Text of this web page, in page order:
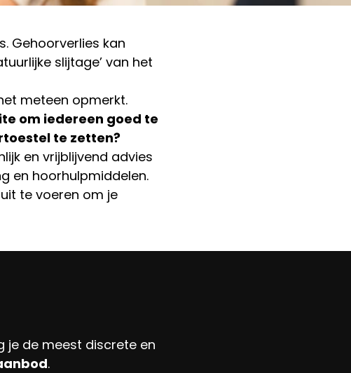
Gehoorverlies kan
slijtage’ van het
meteen opmerkt.
om iedereen goed te
te zetten?
en vrijblijvend advies
en hoorhulpmiddelen.
te voeren om je
je de meest discrete en
.